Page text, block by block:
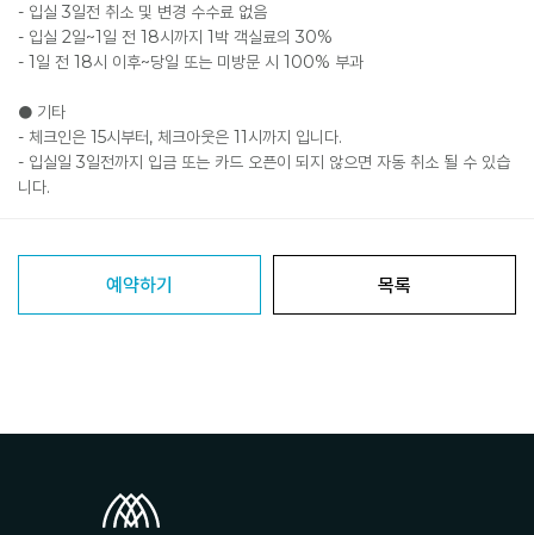
- 입실 3일전 취소 및 변경 수수료 없음
- 입실 2일~1일 전 18시까지 1박 객실료의 30%
- 1일 전 18시 이후~당일 또는 미방문 시 100% 부과
● 기타
- 체크인은 15시부터, 체크아웃은 11시까지 입니다.
- 입실일 3일전까지 입금 또는 카드 오픈이 되지 않으면 자동 취소 될 수 있습
니다.
예약하기 목록